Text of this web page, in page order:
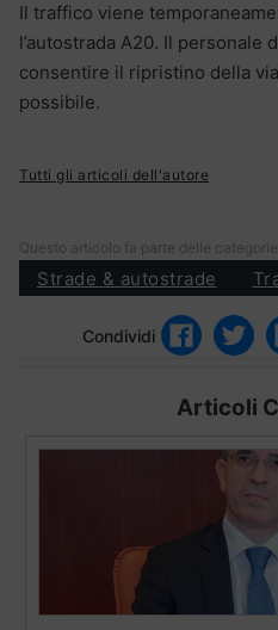
Il traffico viene
l’autostrada A20. Il personale
consentire il ripristino della
possibile.
Tutti gli articoli dell'autore
Questo articolo fa parte delle
Strade & autostrade
Condividi
Articoli